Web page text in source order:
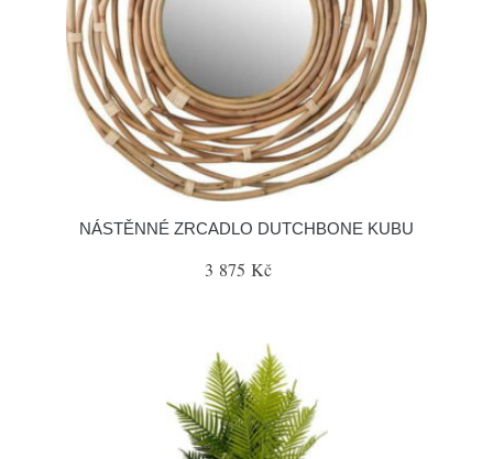
NÁSTĚNNÉ ZRCADLO DUTCHBONE KUBU
3 875 Kč